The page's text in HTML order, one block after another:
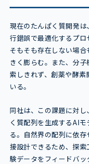
現在のたんぱく質開発
行錯誤で最適化するプ
そもそも存在しない場
きく膨らむ。また、分
索しきれず、創薬や酵
いる。
同社は、この課題に対
く質配列を生成するAI
る。自然界の配列に依
接設計できるため、探
験データをフィードバ